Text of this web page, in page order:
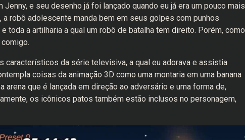
e seu desenho já foi lançado quando eu já era um pouco mais
robô adolescente manda bem em seus golpes com punhos
a artilharia a qual um robô de batalha tem direito. Porém, como
característicos da série televisiva, a qual eu adorava e assistia
coisas da animação 3D como uma montaria em uma banana
arena que é lançada em direção ao adversário e uma forma de,
os icônicos patos também estão inclusos no personagem,